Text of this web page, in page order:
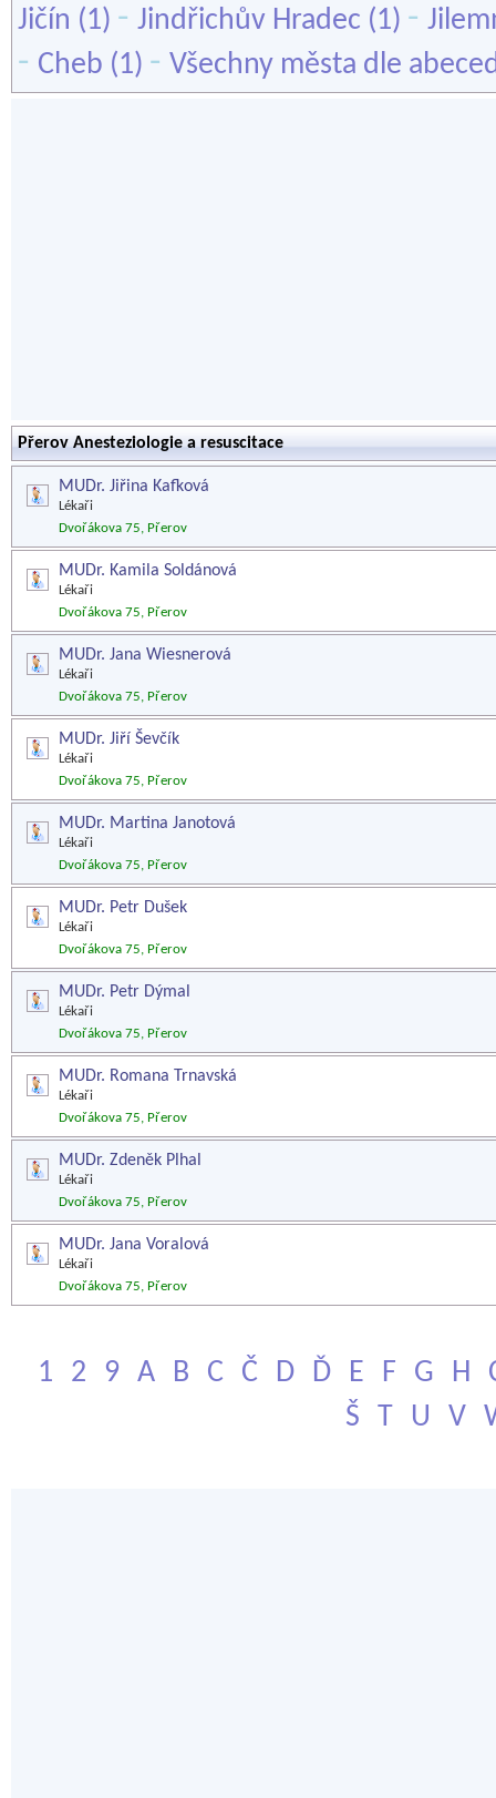
Jičín (1) - Jindřichův Hradec (1) -
- Cheb (1) - Všechny města dle
Přerov Anesteziologie a resuscitace
MUDr. Jiřina Kafková
Lékaři
Dvořákova 75, Přerov
MUDr. Kamila Soldánová
Lékaři
Dvořákova 75, Přerov
MUDr. Jana Wiesnerová
Lékaři
Dvořákova 75, Přerov
MUDr. Jiří Ševčík
Lékaři
Dvořákova 75, Přerov
MUDr. Martina Janotová
Lékaři
Dvořákova 75, Přerov
MUDr. Petr Dušek
Lékaři
Dvořákova 75, Přerov
MUDr. Petr Dýmal
Lékaři
Dvořákova 75, Přerov
MUDr. Romana Trnavská
Lékaři
Dvořákova 75, Přerov
MUDr. Zdeněk Plhal
Lékaři
Dvořákova 75, Přerov
MUDr. Jana Voralová
Lékaři
Dvořákova 75, Přerov
1 2 9 A B C Č D Ď E F G H
Š
T U V